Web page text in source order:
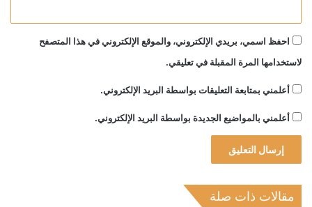
احفظ اسمي، بريدي الإلكتروني، والموقع الإلكتروني في هذا المتصفح
لاستخدامها المرة المقبلة في تعليقي.
أعلمني بمتابعة التعليقات بواسطة البريد الإلكتروني.
أعلمني بالمواضيع الجديدة بواسطة البريد الإلكتروني.
مقالات ذات صلة